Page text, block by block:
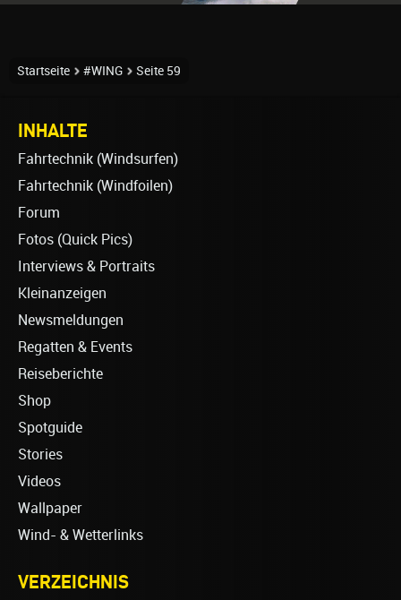
Startseite #WING Seite 59
INHALTE
Fahrtechnik (Windsurfen)
Fahrtechnik (Windfoilen)
Forum
Fotos (Quick Pics)
Interviews & Portraits
Kleinanzeigen
Newsmeldungen
Regatten & Events
Reiseberichte
Shop
Spotguide
Stories
Videos
Wallpaper
Wind- & Wetterlinks
VERZEICHNIS